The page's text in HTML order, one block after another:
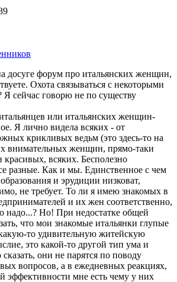
досуге форум про итальянских женщин,
Охота связываться с некоторыми
сейчас говорю не по существу
или итальянских женщин-
Я лично видела всяких - от
крикливых ведьм (это здесь-то на
внимательных женщин, прямо-таки
всяких. Бесполезно
разные. Как и мы. Единственное с чем
и эрудиции низковат,
не требует. То ли я имею знакомых в
и их жен соответственно,
надо...? Но! При недостатке общей
что мои знакомые итальянки глупые
то удивительную житейскую
это какой-то другой тип ума и
они не парятся по поводу
вопросов, а в ежедневных реакциях,
эффективности мне есть чему у них